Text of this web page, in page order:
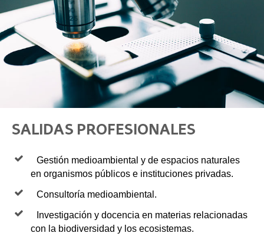
SALIDAS PROFESIONALES
Gestión medioambiental y de espacios naturales
en organismos públicos e instituciones privadas.
Consultoría medioambiental.
Investigación y docencia en materias relacionadas
con la biodiversidad y los ecosistemas.